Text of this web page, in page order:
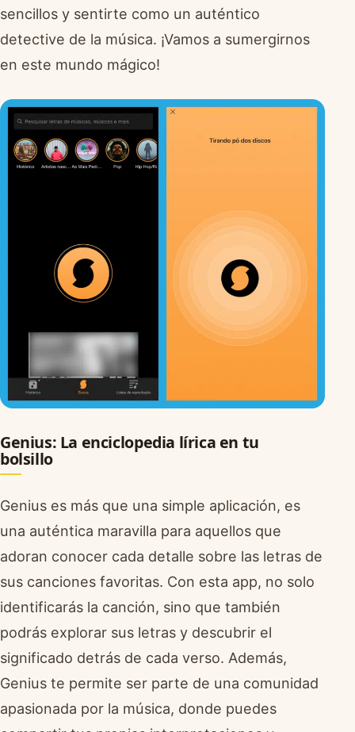
sencillos y sentirte como un auténtico
detective de la música. ¡Vamos a sumergirnos
en este mundo mágico!
Genius: La enciclopedia lírica en tu
bolsillo
Genius es más que una simple aplicación, es
una auténtica maravilla para aquellos que
adoran conocer cada detalle sobre las letras de
sus canciones favoritas. Con esta app, no solo
identificarás la canción, sino que también
podrás explorar sus letras y descubrir el
significado detrás de cada verso. Además,
Genius te permite ser parte de una comunidad
apasionada por la música, donde puedes